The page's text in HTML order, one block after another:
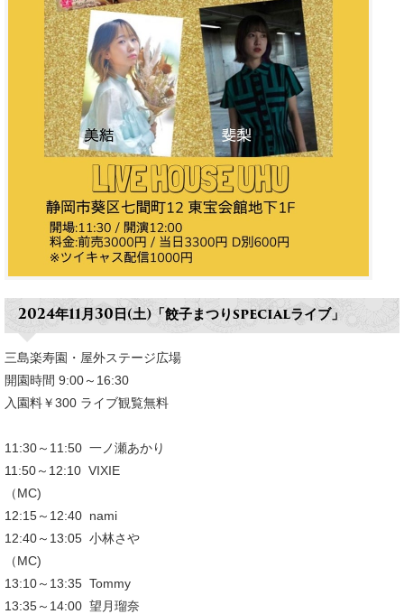
2024年11月30日(土) 「餃子まつりspecialライブ」
三島楽寿園・屋外ステージ広場
開園時間 9:00～16:30
入園料￥300 ライブ観覧無料
11:30～11:50 一ノ瀬あかり
11:50～12:10 VIXIE
（MC)
12:15～12:40 nami
12:40～13:05 小林さや
（MC)
13:10～13:35 Tommy
13:35～14:00 望月瑠奈